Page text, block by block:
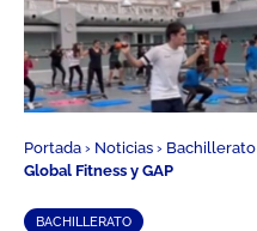
Portada › Noticias › Bachillerato
Global Fitness y GAP
BACHILLERATO